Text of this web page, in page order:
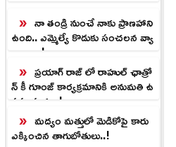
నా తండ్రి నుంచే నాకు ప్రాణహాని
ఉంది.. ఎమ్మెల్యే కొడుకు సంచలన వ్యా
ఖ్యలు ..!
ప్రయాగ్ రాజ్ లో రాహుల్ ఛాత్రో
న్ కీ గూంజ్ కార్యక్రమానికి అనుమతి ఉ
పసంహరణ.!
మద్యం మత్తులో మెడికోపై కారు
ఎక్కించిన తాగుబోతులు..!